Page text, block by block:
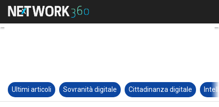
Ultimi articoli Sovranità digitale Cittadinanza digitale